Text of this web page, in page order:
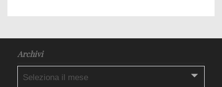
Archivi